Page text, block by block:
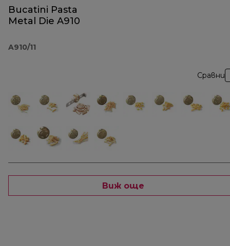
Bucatini Pasta
Metal Die A910
A910/11
Сравни
Виж още